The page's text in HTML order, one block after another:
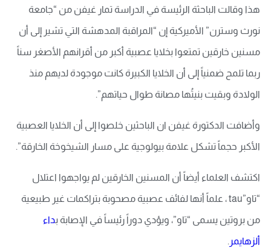
هذا وقالت الباحثة الرئيسة في الدراسة تمار غيفن من “جامعة
نورث وسترن” الأميركية إن “المراقبة المدهشة التي تشير إلى أن
مسنين خارقين تمتعوا بخلايا عصبية أكبر من أقرانهم الأصغر سناً
ربما تلمح ضمنياً إلى أن الخلايا الكبيرة كانت موجودة لديهم منذ
الولادة وبقيت بنيتُها مصانة طوال حياتهم”.
وأضافت الدكتورة غيفن ان الباحثين خلصوا إلى أن الخلايا العصبية
الأكبر حجماً تشكل علامة بيولوجية على مسار الشيخوخة الخارقة”.
اكتشف العلماء أيضاً أن المسنين الخارقين لم يواجهوا اعتلال
“تاو”tau ، علماً أنها لفائف عصبية مصحوبة بتراكمات غير طبيعية
من بروتين يسمى “تاو”، ويؤدي دوراً رئيساً في الإصابة بداء
ألزهايمر .